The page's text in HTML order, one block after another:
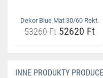
Dekor Blue Mat 30/60 Rekt.
53260 Ft52620 Ft
INNE PRODUKTY